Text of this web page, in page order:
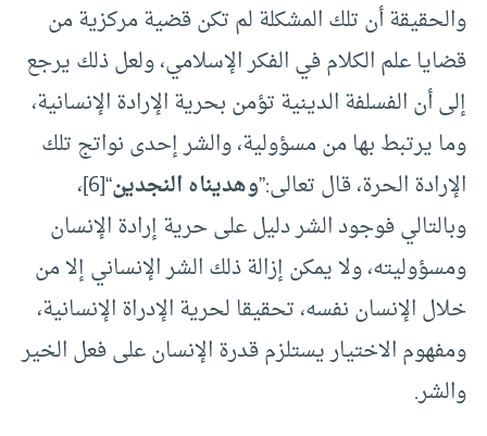
والحقيقة أن تلك المشكلة لم تكن قضية مركزية من
قضايا علم الكلام في الفكر الإسلامي، ولعل ذلك يرجع
إلى أن الفسلفة الدينية تؤمن بحرية الإرادة الإنسانية،
وما يرتبط بها من مسؤولية، والشر إحدى نواتج تلك
الإرادة الحرة، قال تعالى:”وهديناه النجدين“
[6] ،
وبالتالي فوجود الشر دليل على حرية إرادة الإنسان
ومسؤوليته، ولا يمكن إزالة ذلك الشر الإنساني إلا من
خلال الإنسان نفسه، تحقيقا لحرية الإدراة الإنسانية،
ومفهوم الاختيار يستلزم قدرة الإنسان على فعل الخير
والشر.